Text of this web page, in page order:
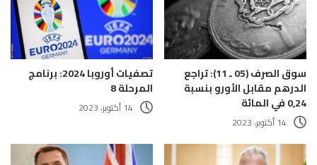
سوق الصرف (05 ـ 11): تراجع
الدرهم مقابل الأورو بنسبة
0,24 في المائة
14 أكتوبر، 2023
تصفيات أوروبا 2024: برنامج
المرحلة 8
14 أكتوبر، 2023